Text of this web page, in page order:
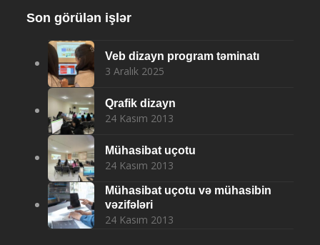
Son görülən işlər
Veb dizayn program təminatı
3 Aralık 2025
Qrafik dizayn
24 Kasım 2013
Mühasibat uçotu
24 Kasım 2013
Mühasibat uçotu və mühasibin
vəzifələri
24 Kasım 2013